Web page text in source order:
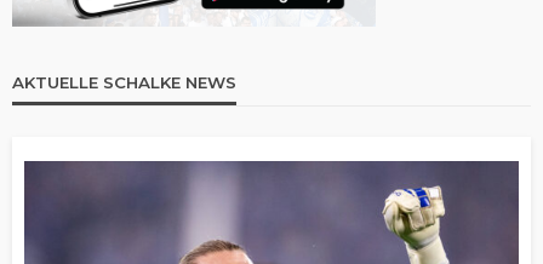
AKTUELLE SCHALKE NEWS